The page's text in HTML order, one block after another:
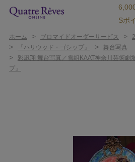
Sポ
ホーム > ブロマイドオーダーサービス >
> 『ハリウッド・ゴシップ』 > 舞台写真
>
彩凪翔 舞台写真／雪組KAAT神奈川芸術劇
プ』